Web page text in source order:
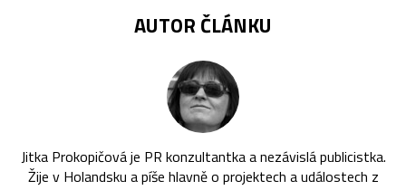
AUTOR ČLÁNKU
Jitka Prokopičová je PR konzultantka a nezávislá publicistka.
Žije v Holandsku a píše hlavně o projektech a událostech z